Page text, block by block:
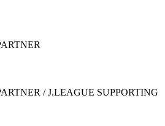
/ J.LEAGUE SUPPORTING